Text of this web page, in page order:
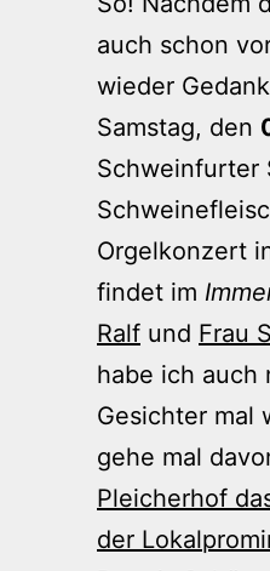
auch schon
wieder
Samstag, den
Schweinfurter
Orgelkonzert
findet im
Ralf und Frau
habe ich auch
Gesichter mal
gehe mal
Pleicherhof
der